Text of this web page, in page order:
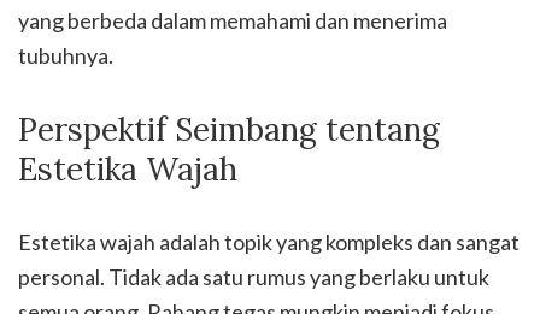
yang berbeda dalam memahami dan menerima
tubuhnya.
Perspektif Seimbang tentang
Estetika Wajah
Estetika wajah adalah topik yang kompleks dan sangat
personal. Tidak ada satu rumus yang berlaku untuk